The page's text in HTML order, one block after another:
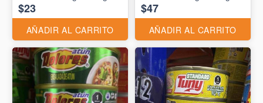
$23
AÑADIR AL CARRITO
$47
AÑADIR AL CARRITO